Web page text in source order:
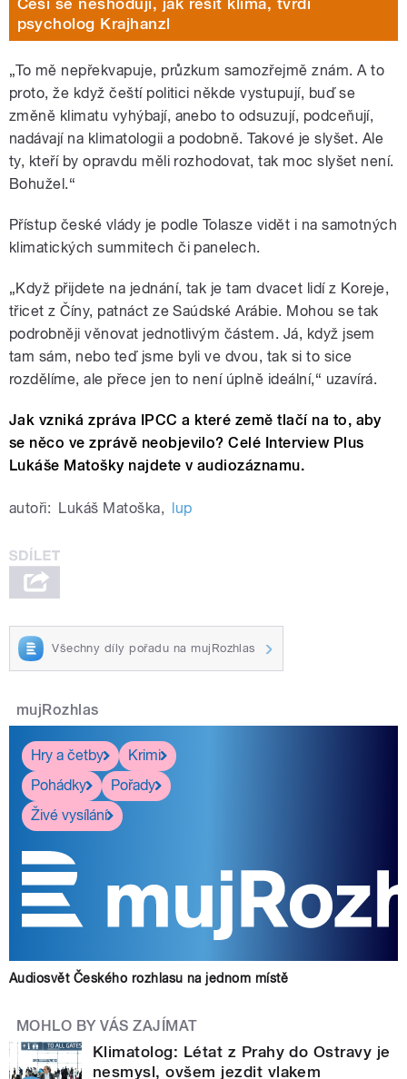
psycholog Krajhanzl
„To mě nepřekvapuje, průzkum samozřejmě znám. A to
proto, že když čeští politici někde vystupují, buď se
změně klimatu vyhýbají, anebo to odsuzují, podceňují,
nadávají na klimatologii a podobně. Takové je slyšet. Ale
ty, kteří by opravdu měli rozhodovat, tak moc slyšet není.
Bohužel.“
Přístup české vlády je podle Tolasze vidět i na samotných
klimatických summitech či panelech.
„Když přijdete na jednání, tak je tam dvacet lidí z Koreje,
třicet z Číny, patnáct ze Saúdské Arábie. Mohou se tak
podrobněji věnovat jednotlivým částem. Já, když jsem
tam sám, nebo teď jsme byli ve dvou, tak si to sice
rozdělíme, ale přece jen to není úplně ideální,“ uzavírá.
Jak vzniká zpráva IPCC a které země tlačí na to, aby
se něco ve zprávě neobjevilo? Celé Interview Plus
Lukáše Matošky najdete v audiozáznamu.
autoři: Lukáš Matoška, lup
Všechny díly pořadu na mujRozhlas
mujRozhlas
Hry a četby
Krimi
Pohádky
Pořady
Živé vysílání
Audiosvět Českého rozhlasu na jednom místě
MOHLO BY VÁS ZAJÍMAT
Klimatolog: Létat z Prahy do Ostravy je
nesmysl, ovšem jezdit vlakem